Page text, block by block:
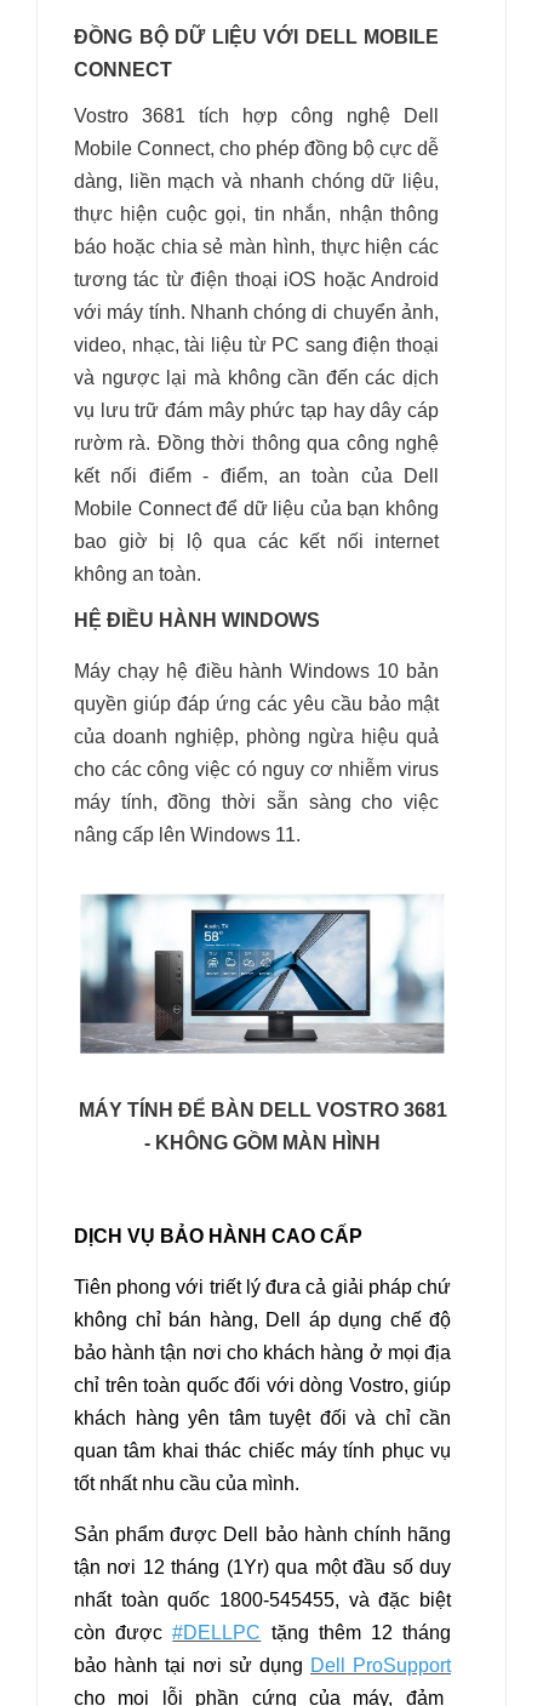
ĐỒNG BỘ DỮ LIỆU VỚI DELL MOBILE
CONNECT
Vostro 3681 tích hợp công nghệ Dell
Mobile Connect, cho phép đồng bộ cực dễ
dàng, liền mạch và nhanh chóng dữ liệu,
thực hiện cuộc gọi, tin nhắn, nhận thông
báo hoặc chia sẻ màn hình, thực hiện các
tương tác từ điện thoại iOS hoặc Android
với máy tính. Nhanh chóng di chuyển ảnh,
video, nhạc, tài liệu từ PC sang điện thoại
và ngược lại mà không cần đến các dịch
vụ lưu trữ đám mây phức tạp hay dây cáp
rườm rà. Đồng thời thông qua công nghệ
kết nối điểm - điểm, an toàn của Dell
Mobile Connect để dữ liệu của bạn không
bao giờ bị lộ qua các kết nối internet
không an toàn.
HỆ ĐIỀU HÀNH WINDOWS
Máy chạy hệ điều hành Windows 10 bản
quyền giúp đáp ứng các yêu cầu bảo mật
của doanh nghiệp, phòng ngừa hiệu quả
cho các công việc có nguy cơ nhiễm virus
máy tính, đồng thời sẵn sàng cho việc
nâng cấp lên Windows 11.
MÁY TÍNH ĐỂ BÀN DELL VOSTRO 3681
- KHÔNG GỒM MÀN HÌNH
DỊCH VỤ BẢO HÀNH CAO CẤP
Tiên phong với triết lý đưa cả giải pháp chứ
không chỉ bán hàng, Dell áp dụng chế độ
bảo hành tận nơi cho khách hàng ở mọi địa
chỉ trên toàn quốc đối với dòng Vostro, giúp
khách hàng yên tâm tuyệt đối và chỉ cần
quan tâm khai thác chiếc máy tính phục vụ
tốt nhất nhu cầu của mình.
Sản phẩm được Dell bảo hành chính hãng
tận nơi 12 tháng (1Yr) qua một đầu số duy
nhất toàn quốc 1800-545455, và đặc biệt
còn được#DELLPC tặng thêm 12 tháng
bảo hành tại nơi sử dụng Dell ProSupport
cho mọi lỗi phần cứng của máy, đảm